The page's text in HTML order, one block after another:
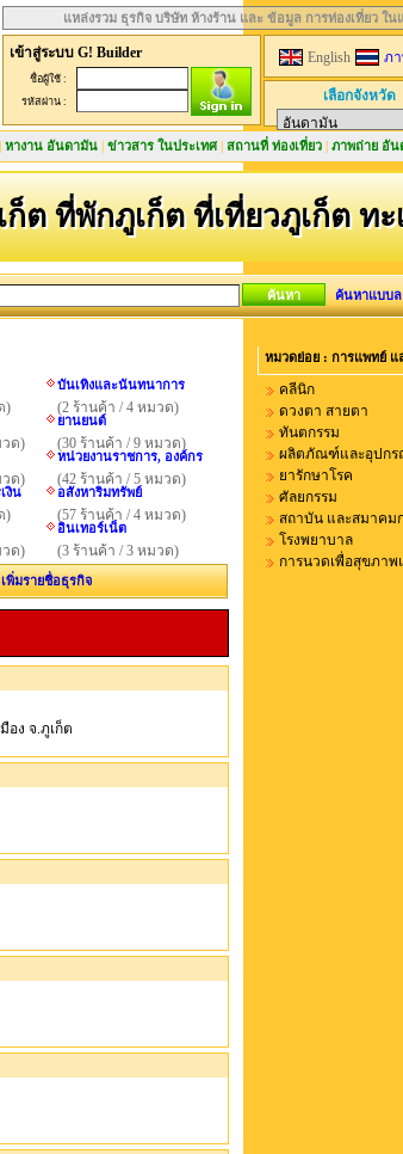
แหล่งรวม ธุรกิจ บริษัท ห้างร้าน และ ข้อมูล การท่องเที่ยว ใ
เข้าสู่ระบบ G! Builder
ชื่อผู้ใช้ :
รหัสผ่าน :
English ภ
เลือกจังหวัด
| หางาน อันดามัน | ข่าวสาร ในประเทศ| สถานที่ ท่องเที่ยว | ภาพถ่าย อัน
ก็ต ที่พักภูเก็ต ที่เที่ยวภูเก็ต ทะ
ค้นหาแบบล
)
วด)
วด)
งิน
)
วด)
บันเทิงและนันทนาการ
(2 ร้านค้า / 4 หมวด)
ยานยนต์
(30 ร้านค้า / 9 หมวด)
หน่วยงานราชการ, องค์กร
(42 ร้านค้า / 5 หมวด)
อสังหาริมทรัพย์
(57 ร้านค้า / 4 หมวด)
อินเทอร์เน็ต
(3 ร้านค้า / 3 หมวด)
หมวดย่อย : การแพทย์ แ
คลีนิก
ดวงตา สายตา
ทันตกรรม
ผลิตภัณฑ์และอุปกร
ยารักษาโรค
ศัลยกรรม
สถาบัน และสมาคม
โรงพยาบาล
การนวดเพื่อสุขภาพ
เพิ่มรายชื่อธุรกิจ
อง จ.ภูเก็ต